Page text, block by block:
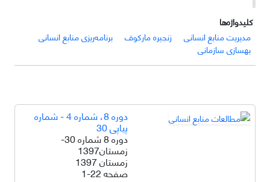
کلیدواژه‌ها
مدیریت منابع انسانی
زنجیره مارکوف
برنامه‌ریزی منابع انسانی
بهسازی سازمانی
دوره 8، شماره 4 - شماره
پیاپی 30
دوره 8 شماره 30-
زمستان1397
زمستان 1397
صفحه1-22